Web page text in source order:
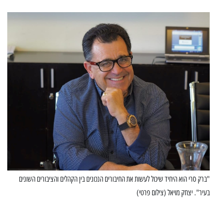
"ברק סרי הוא היחיד שיכול לעשות את החיבורים הנכונים בין הקהלים והציבורים השונים
בעיר". יצחק מויאל (צילום פרטי)